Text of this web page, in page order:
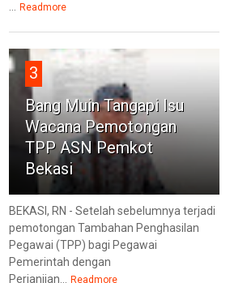
Readmore
3
Bang Muin Tangapi Isu
Wacana Pemotongan
TPP ASN Pemkot
Bekasi
BEKASI, RN - Setelah sebelumnya terjadi
pemotongan Tambahan Penghasilan
Pegawai (TPP) bagi Pegawai
Pemerintah dengan
Perjanjian...
Readmore